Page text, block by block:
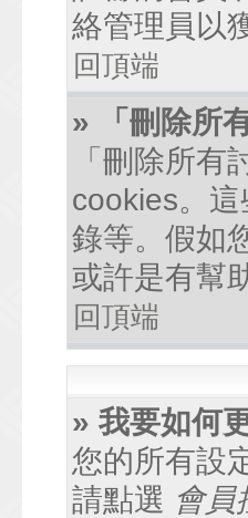
絡管理員以
回頂端
» 「刪除所
「刪除所
cookies。
錄等。假如
或許是有幫
回頂端
» 我要如何
您的所有設
請點選 會員